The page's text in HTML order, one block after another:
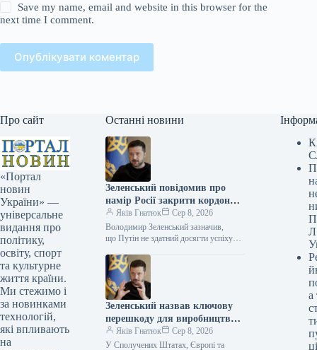
Save my name, email and website in this browser for the
next time I comment.
Опублікувати коментар
Про сайт
«Портал
новин
України» —
універсальне
видання про
політику,
освіту, спорт
та культурне
життя країни.
Ми стежимо і
за новинками
технологій,
які впливають
на
Останні новини
Зеленський повідомив про
намір Росії закрити кордони
та провести нову мобілізацію.
Яків Гнатюк
Сер 8, 2026
Володимир Зеленський зазначив,
що Путін не здатний досягти успіху
загальний призов і спробує
маніпулювати домовленостями
зі США, щоб представити своєму…
Зеленський назвав ключову
перешкоду для виробництва
українських ракет для Patriot.
Яків Гнатюк
Сер 8, 2026
У Сполучених Штатах, Європі та
Л
а